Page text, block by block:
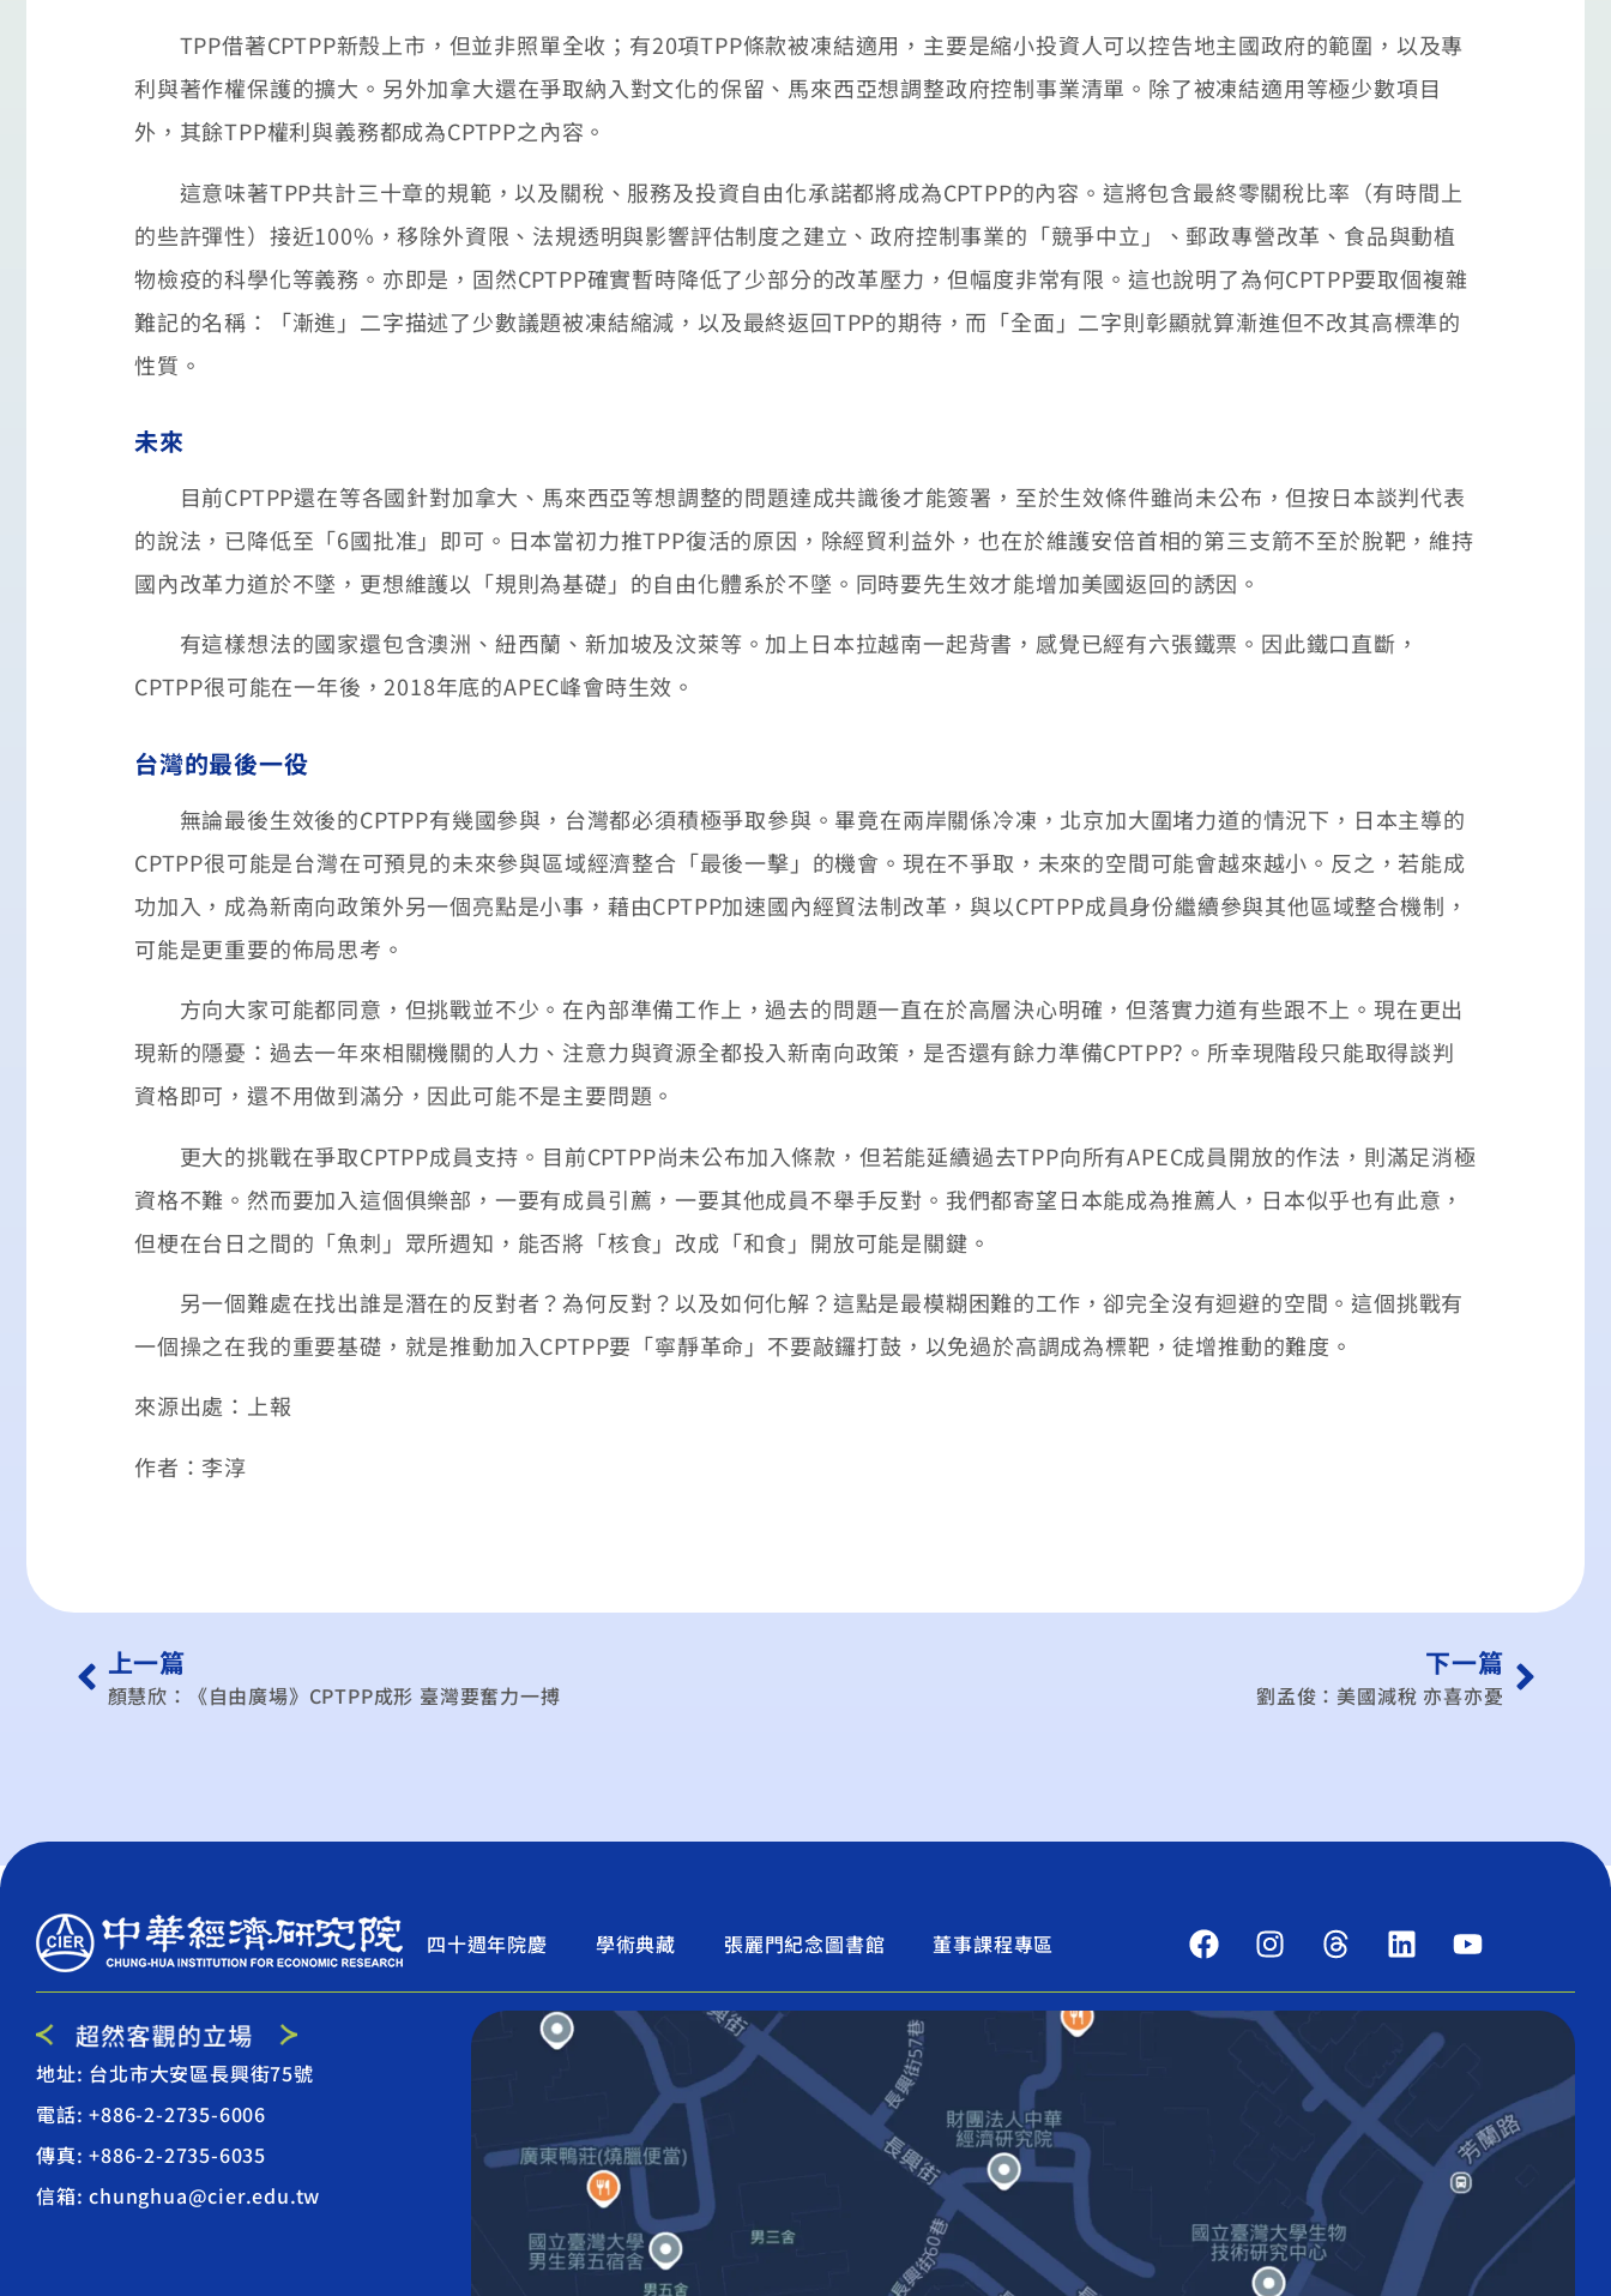
TPP借著CPTPP新殼上市，但並非照單全收；有20項TPP條款被凍結適用，主要是縮小投資人可以控告地主國政府的範圍，以及專
利與著作權保護的擴大。另外加拿大還在爭取納入對文化的保留、馬來西亞想調整政府控制事業清單。除了被凍結適用等極少數項目
外，其餘TPP權利與義務都成為CPTPP之內容。
這意味著TPP共計三十章的規範，以及關稅、服務及投資自由化承諾都將成為CPTPP的內容。這將包含最終零關稅比率（有時間上
的些許彈性）接近100%，移除外資限、法規透明與影響評估制度之建立、政府控制事業的「競爭中立」、郵政專營改革、食品與動植
物檢疫的科學化等義務。亦即是，固然CPTPP確實暫時降低了少部分的改革壓力，但幅度非常有限。這也說明了為何CPTPP要取個複雜
難記的名稱：「漸進」二字描述了少數議題被凍結縮減，以及最終返回TPP的期待，而「全面」二字則彰顯就算漸進但不改其高標準的
性質。
未來
目前CPTPP還在等各國針對加拿大、馬來西亞等想調整的問題達成共識後才能簽署，至於生效條件雖尚未公布，但按日本談判代表
的說法，已降低至「6國批准」即可。日本當初力推TPP復活的原因，除經貿利益外，也在於維護安倍首相的第三支箭不至於脫靶，維持
國內改革力道於不墜，更想維護以「規則為基礎」的自由化體系於不墜。同時要先生效才能增加美國返回的誘因。
有這樣想法的國家還包含澳洲、紐西蘭、新加坡及汶萊等。加上日本拉越南一起背書，感覺已經有六張鐵票。因此鐵口直斷，
CPTPP很可能在一年後，2018年底的APEC峰會時生效。
台灣的最後一役
無論最後生效後的CPTPP有幾國參與，台灣都必須積極爭取參與。畢竟在兩岸關係冷凍，北京加大圍堵力道的情況下，日本主導的
CPTPP很可能是台灣在可預見的未來參與區域經濟整合「最後一擊」的機會。現在不爭取，未來的空間可能會越來越小。反之，若能成
功加入，成為新南向政策外另一個亮點是小事，藉由CPTPP加速國內經貿法制改革，與以CPTPP成員身份繼續參與其他區域整合機制，
可能是更重要的佈局思考。
方向大家可能都同意，但挑戰並不少。在內部準備工作上，過去的問題一直在於高層決心明確，但落實力道有些跟不上。現在更出
現新的隱憂：過去一年來相關機關的人力、注意力與資源全都投入新南向政策，是否還有餘力準備CPTPP?。所幸現階段只能取得談判
資格即可，還不用做到滿分，因此可能不是主要問題。
更大的挑戰在爭取CPTPP成員支持。目前CPTPP尚未公布加入條款，但若能延續過去TPP向所有APEC成員開放的作法，則滿足消極
資格不難。然而要加入這個俱樂部，一要有成員引薦，一要其他成員不舉手反對。我們都寄望日本能成為推薦人，日本似乎也有此意，
但梗在台日之間的「魚刺」眾所週知，能否將「核食」改成「和食」開放可能是關鍵。
另一個難處在找出誰是潛在的反對者？為何反對？以及如何化解？這點是最模糊困難的工作，卻完全沒有迴避的空間。這個挑戰有
一個操之在我的重要基礎，就是推動加入CPTPP要「寧靜革命」不要敲鑼打鼓，以免過於高調成為標靶，徒增推動的難度。
來源出處：上報
作者：李淳
上一篇
顏慧欣：《自由廣場》CPTPP成形 臺灣要奮力一搏
下一篇
劉孟俊：美國減稅 亦喜亦憂
四十週年院慶 學術典藏 張麗門紀念圖書館 董事課程專區
地址: 台北市大安區長興街75號
電話: +886-2-2735-6006
傳真: +886-2-2735-6035
信箱: chunghua@cier.edu.tw